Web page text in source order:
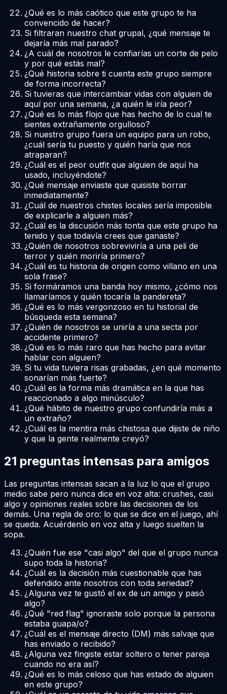
¿Qué es lo más caótico que este grupo te ha
convencido de hacer?
Si filtraran nuestro chat grupal, ¿qué mensaje te
dejaría más mal parado?
¿A cuál de nosotros le confiarías un corte de pelo
y por qué estás mal?
¿Qué historia sobre ti cuenta este grupo siempre
de forma incorrecta?
Si tuvieras que intercambiar vidas con alguien de
aquí por una semana, ¿a quién le iría peor?
¿Qué es lo más flojo que has hecho de lo cual te
sientes extrañamente orgulloso?
Si nuestro grupo fuera un equipo para un robo,
¿cuál sería tu puesto y quién haría que nos
atraparan?
¿Cuál es el peor outfit que alguien de aquí ha
usado, incluyéndote?
¿Qué mensaje enviaste que quisiste borrar
inmediatamente?
¿Cuál de nuestros chistes locales sería imposible
de explicarle a alguien más?
¿Cuál es la discusión más tonta que este grupo ha
tenido y que todavía crees que ganaste?
¿Quién de nosotros sobreviviría a una peli de
terror y quién moriría primero?
¿Cuál es tu historia de origen como villano en una
sola frase?
Si formáramos una banda hoy mismo, ¿cómo nos
llamaríamos y quién tocaría la pandereta?
¿Qué es lo más vergonzoso en tu historial de
búsqueda esta semana?
¿Quién de nosotros se uniría a una secta por
accidente primero?
¿Qué es lo más raro que has hecho para evitar
hablar con alguien?
Si tu vida tuviera risas grabadas, ¿en qué momento
sonarían más fuerte?
¿Cuál es la forma más dramática en la que has
reaccionado a algo minúsculo?
¿Qué hábito de nuestro grupo confundiría más a
un extraño?
¿Cuál es la mentira más chistosa que dijiste de niño
y que la gente realmente creyó?
21 preguntas intensas para amigos
Las preguntas intensas sacan a la luz lo que el grupo
medio sabe pero nunca dice en voz alta: crushes, casi
algo y opiniones reales sobre las decisiones de los
demás. Una regla de oro: lo que se dice en el juego, ahí
se queda. Acuérdenlo en voz alta y luego suelten la
sopa.
¿Quién fue ese "casi algo" del que el grupo nunca
supo toda la historia?
¿Cuál es la decisión más cuestionable que has
defendido ante nosotros con toda seriedad?
¿Alguna vez te gustó el ex de un amigo y pasó
algo?
¿Qué "red flag" ignoraste solo porque la persona
estaba guapa/o?
¿Cuál es el mensaje directo (DM) más salvaje que
has enviado o recibido?
¿Alguna vez fingiste estar soltero o tener pareja
cuando no era así?
¿Qué es lo más celoso que has estado de alguien
en este grupo?